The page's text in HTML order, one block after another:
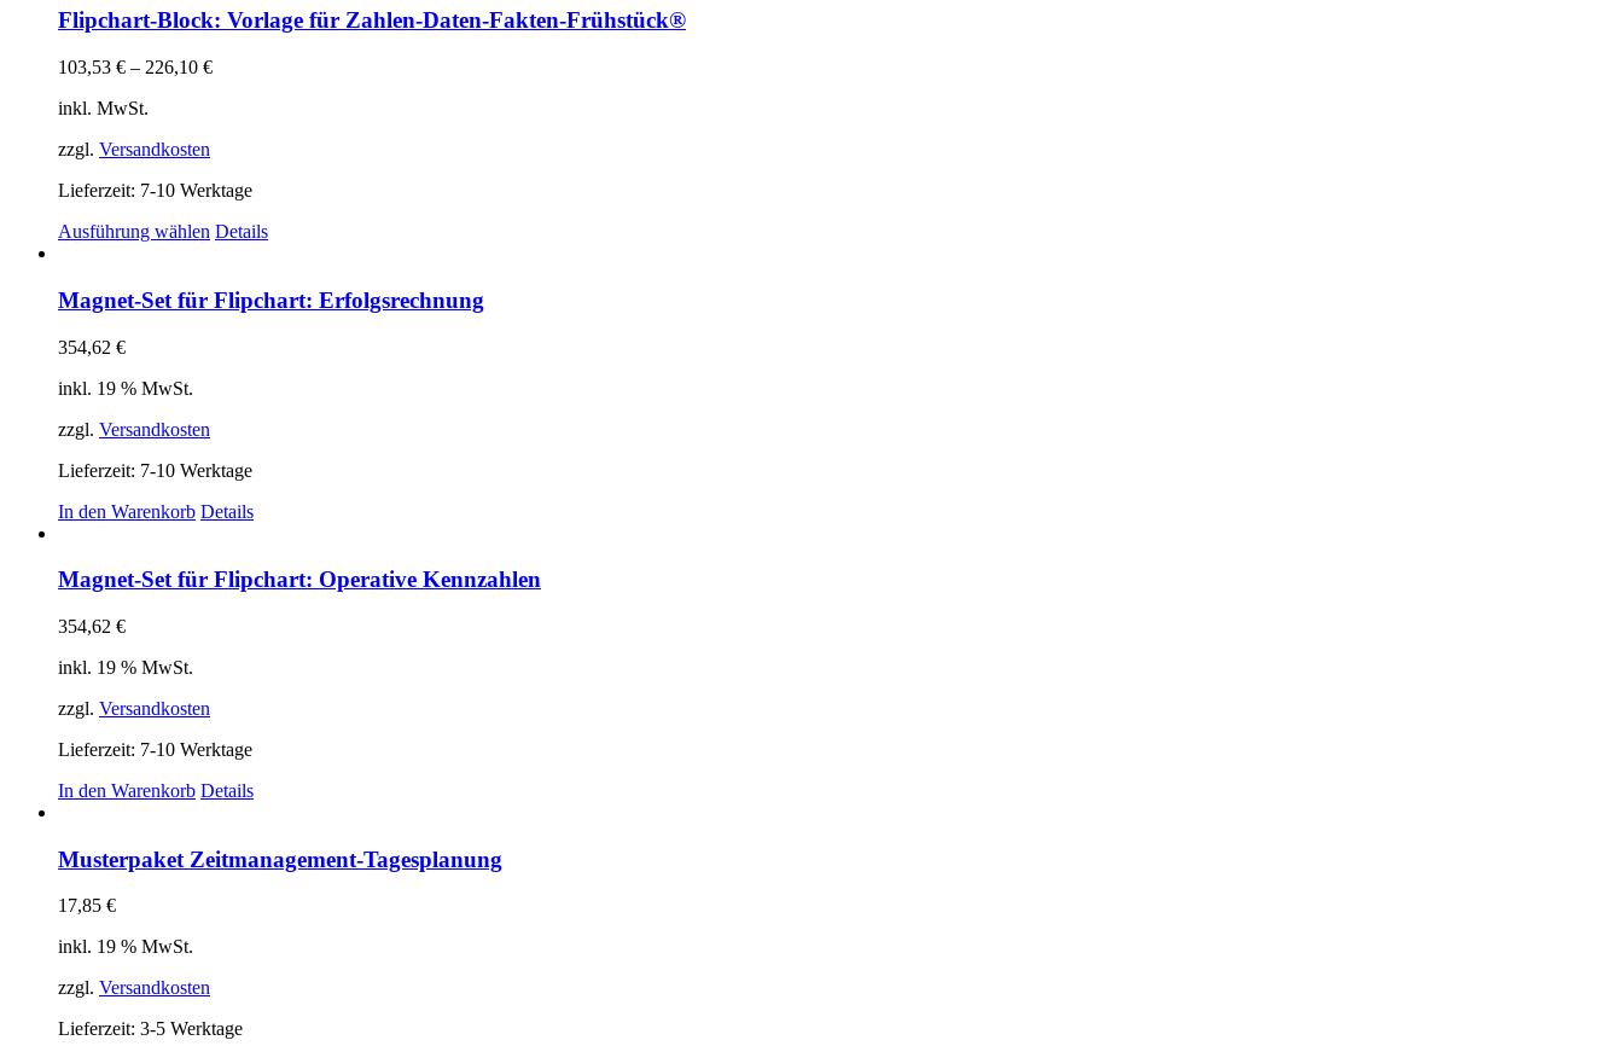
mehrere
Varianten
Produktseite
werden
Flipchart-Block: Vorlage für Zahlen-Daten-Fakten-Frühstück®
103,53 € – 226,10 €
inkl. MwSt.
zzgl. Versandkosten
Lieferzeit: 7-10 Werktage
Ausführung wählen Dieses
mehrere
Varianten
Produktseite
werden
Details
Magnet-Set für Flipchart: Erfolgsrechnung
354,62 €
inkl. 19 % MwSt.
zzgl. Versandkosten
Lieferzeit: 7-10 Werktage
In den Warenkorb Details
Magnet-Set für Flipchart: Operative Kennzahlen
354,62 €
inkl. 19 % MwSt.
zzgl. Versandkosten
Lieferzeit: 7-10 Werktage
In den Warenkorb Details
Musterpaket Zeitmanagement-Tagesplanung
17,85 €
inkl. 19 % MwSt.
zzgl. Versandkosten
Lieferzeit: 3-5 Werktage